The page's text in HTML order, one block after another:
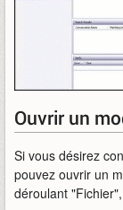
Ouvrir un
Si vous désirez
pouvez ouvrir un
déroulant